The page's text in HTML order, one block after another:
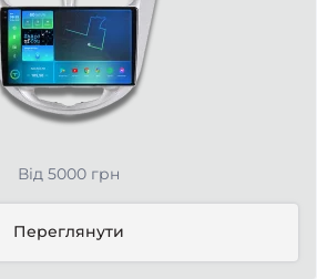
Від 5000 грн
Переглянути